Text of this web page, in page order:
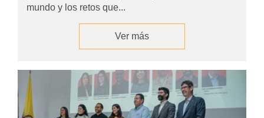
mundo y los retos que...
Ver más